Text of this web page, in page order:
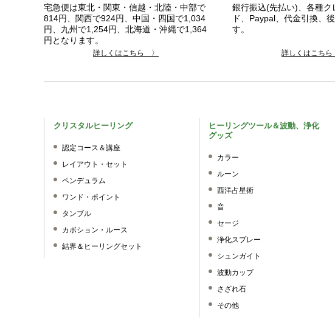
宅急便は東北・関東・信越・北陸・中部で
814円、関西で924円、中国・四国で1,034
円、九州で1,254円、北海道・沖縄で1,364
円となります。
詳しくはこちら 〉
銀行振込(先払い)、各種ク
ド、Paypal、代金引換、
す。
詳しくはこちら
クリスタルヒーリング
認定コース＆講座
レイアウト・セット
ペンデュラム
ワンド・ポイント
タンブル
カボション・ルース
結界＆ヒーリングセット
ヒーリングツール＆波動、浄化
グッズ
カラー
ルーン
西洋占星術
音
セージ
浄化スプレー
シュンガイト
波動カップ
さざれ石
その他